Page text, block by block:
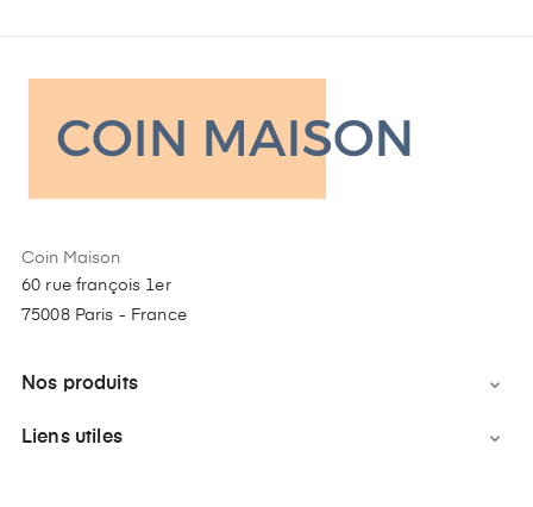
Coin Maison
60 rue françois 1er
75008 Paris - France
Nos produits 
Liens utiles 